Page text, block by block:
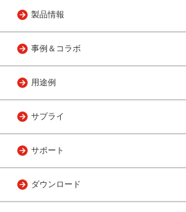
製品情報
事例＆コラボ
用途例
サプライ
サポート
ダウンロード